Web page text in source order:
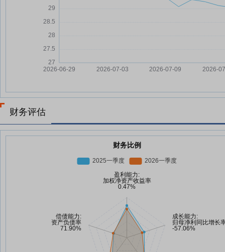
财务评估
财务比例